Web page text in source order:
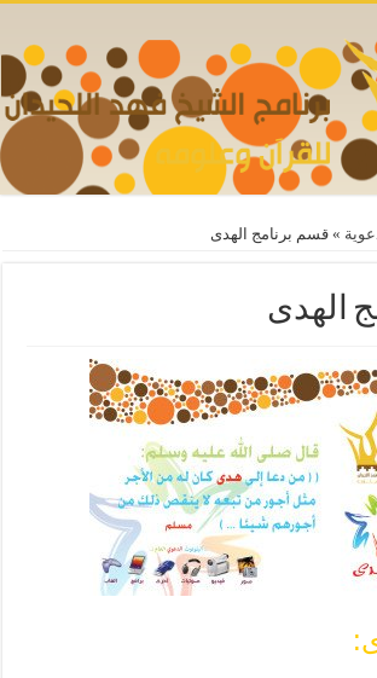
» قسم برنامج الهدى
الهدى